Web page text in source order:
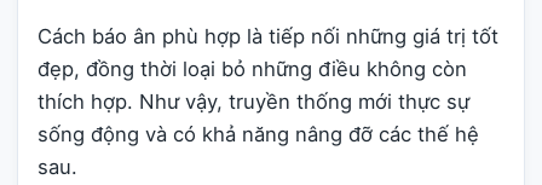
Cách báo ân phù hợp là tiếp nối những giá trị tốt
đẹp, đồng thời loại bỏ những điều không còn
thích hợp. Như vậy, truyền thống mới thực sự
sống động và có khả năng nâng đỡ các thế hệ
sau.